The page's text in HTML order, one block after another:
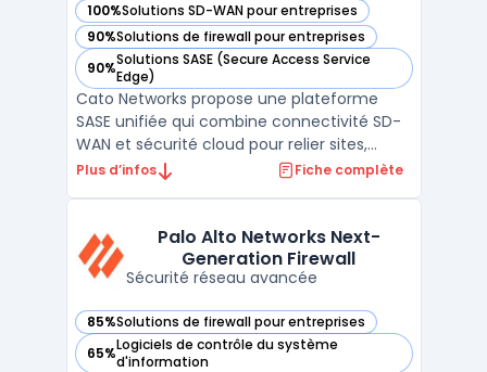
100%Solutions SD-WAN pour entreprises
— voir Cato Networks dans cette catégorie
90%Solutions de firewall pour entreprises
— voir Cato Networks dans cette catégorie
90%Solutions SASE (Secure Access Service
Edge)
— voir Cato Networks dans cette catégorie
Cato Networks propose une plateforme
SASE unifiée qui combine connectivité SD-
WAN et sécurité cloud pour relier sites,
ressources cloud et utilisateurs mobiles. La
service, avec une approche zero trust
Plus d’infos Fiche complète
Palo Alto Networks Next-
Generation Firewall
Sécurité réseau avancée
85%Solutions de firewall pour entreprises
— voir Palo Alto Networks Next-Generation Firewall dans
65%Logiciels de contrôle du système
d'information
— voir Palo Alto Networks Next-Generation Firewall dans